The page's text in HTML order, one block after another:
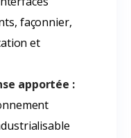
façonnier,
et
apportée :